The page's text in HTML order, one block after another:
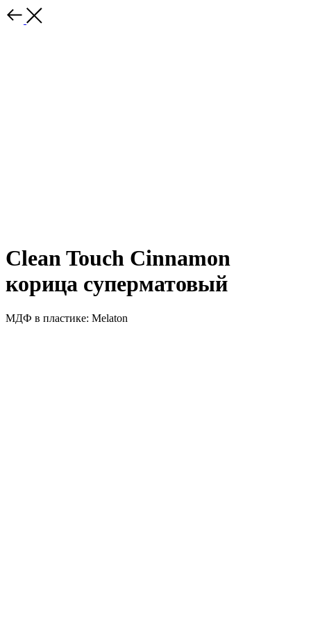
Clean Touch Cinnamon
корица суперматовый
МДФ в пластике: Melaton